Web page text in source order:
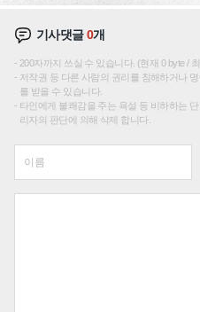
기사댓글0개
200자까지 쓰실 수 있습니다. (현재 0 byte /
저작권 등 다른 사람의 권리를 침해하거나
를 받을 수 있습니다.
타인에게 불쾌감을 주는 욕설 등 비하하는
리자의 판단에 의해 삭제 합니다.